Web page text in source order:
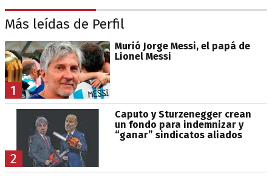
Más leídas de Perfil
1
Murió Jorge Messi, el papá de
Lionel Messi
2
Caputo y Sturzenegger crean
un fondo para indemnizar y
“ganar” sindicatos aliados